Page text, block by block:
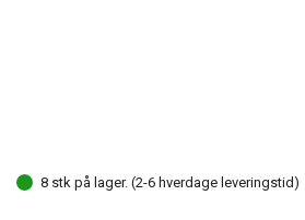
8 stk på lager. (2-6 hverdage leveringstid)